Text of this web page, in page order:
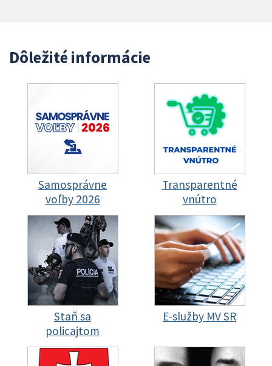
Dôležité informácie
Samosprávne
voľby 2026
Transparentné
vnútro
Staň sa
policajtom
E-služby MV SR